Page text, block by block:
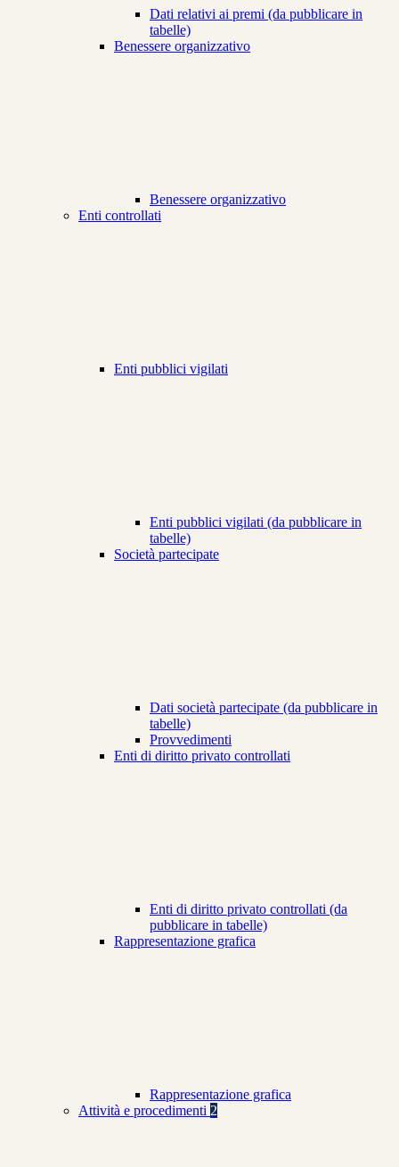
Dati relativi ai premi (da pubblicare in
tabelle)
Benessere organizzativo
Benessere organizzativo
Enti controllati
Enti pubblici vigilati
Enti pubblici vigilati (da pubblicare in
tabelle)
Società partecipate
Dati società partecipate (da pubblicare in
tabelle)
Provvedimenti
Enti di diritto privato controllati
Enti di diritto privato controllati (da
pubblicare in tabelle)
Rappresentazione grafica
Rappresentazione grafica
Attività e procedimenti 2